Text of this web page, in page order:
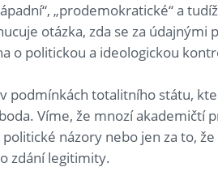
„prodemokratické“ a
otázka, zda se za údajnými
o politickou a ideologickou
podmínkách totalitního státu,
Víme, že mnozí akademičtí
názory nebo jen za to, že
zdání legitimity.